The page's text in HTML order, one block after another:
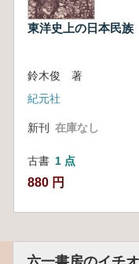
東洋史上の日本民族
鈴木俊 著
紀元社
新刊 在庫なし
古書 1 点
880 円